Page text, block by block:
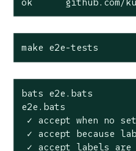
make e2e-tests
bats e2e.bats
e2e.bats
✓ accept when no
✓ accept because
✓ accept labels